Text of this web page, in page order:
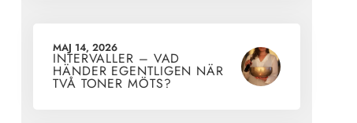
MAJ 14, 2026
INTERVALLER – VAD
HÄNDER EGENTLIGEN NÄR
TVÅ TONER MÖTS?